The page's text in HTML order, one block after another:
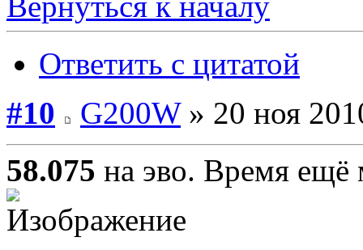
Ответить с цитатой
#10
G200W» 20 ноя
58.075 на эво. Время ещё